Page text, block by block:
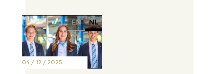
EN NL
04 / 12 / 2025